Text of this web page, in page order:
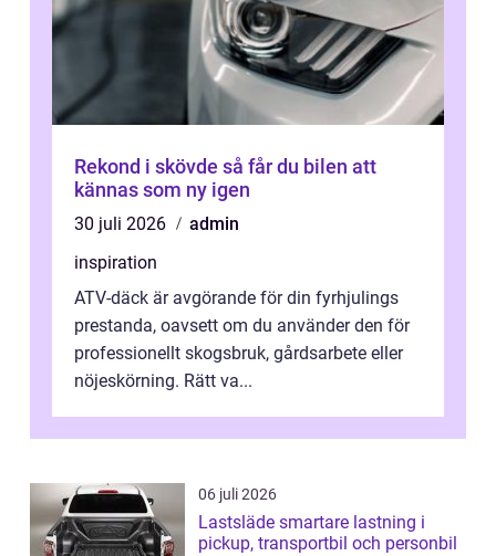
Rekond i skövde så får du bilen att
kännas som ny igen
30 juli 2026
admin
inspiration
ATV-däck är avgörande för din fyrhjulings
prestanda, oavsett om du använder den för
professionellt skogsbruk, gårdsarbete eller
nöjeskörning. Rätt va...
06 juli 2026
Lastsläde smartare lastning i
pickup, transportbil och personbil